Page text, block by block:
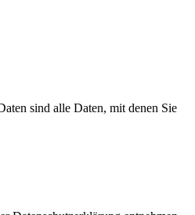
sind alle Daten, mit denen Sie